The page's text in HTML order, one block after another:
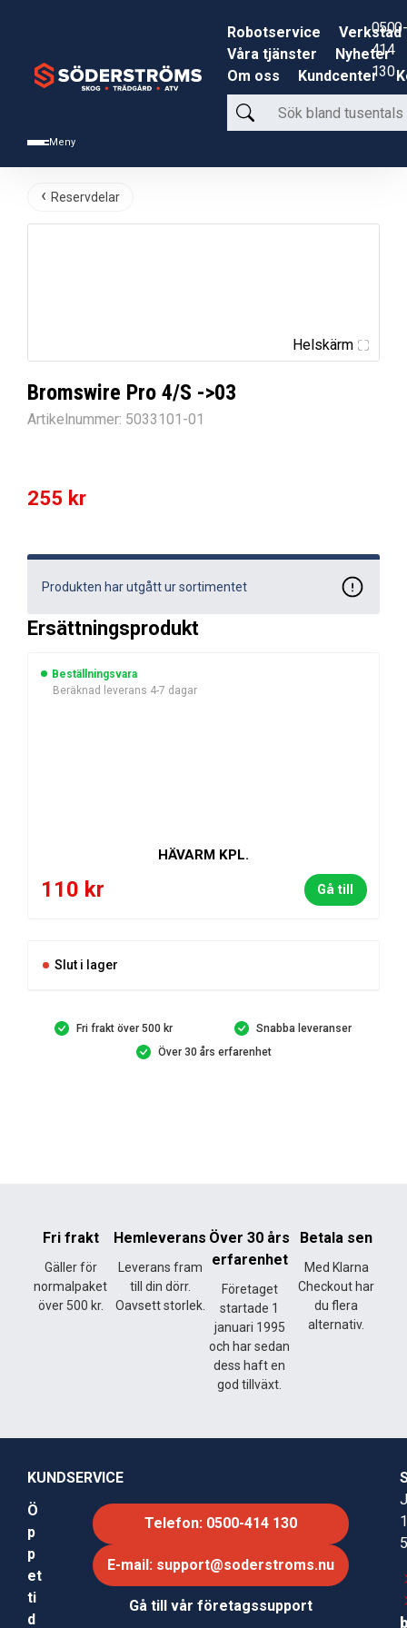
Meny
Robotservice
Verkstad
Våra tjänster
Nyheter
Om oss
Kundcenter
Sök
bland
produkter
0500-
414
130
Reservdelar
Helskärm
Bromswire Pro 4/S ->03
Artikelnummer: 5033101-01
255 kr
Produkten har utgått ur sortimentet
Ersättningsprodukt
Beställningsvara
Beräknad leverans 4-7 dagar
HÄVARM KPL.
110 kr Gå till
Slut i lager
Fri frakt över 500 kr
Snabba leveranser
Över 30 års erfarenhet
Fri frakt
Gäller för
normalpaket
över 500 kr.
Hemleverans
Leverans fram
till din dörr.
Oavsett storlek.
Över 30 års
erfarenhet
Företaget
startade 1
januari 1995
och har sedan
dess haft en
god tillväxt.
Betala sen
Med Klarna
Checkout har
du flera
alternativ.
KUNDSERVICE
Ö
p
p
et
ti
d
Telefon: 0500-414 130
E-mail: support@soderstroms.nu
Gå till vår företagssupport